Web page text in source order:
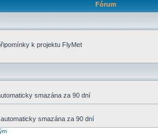
Fórum
k projektu FlyMet
smazána za 90 dní
smazána za 90 dní